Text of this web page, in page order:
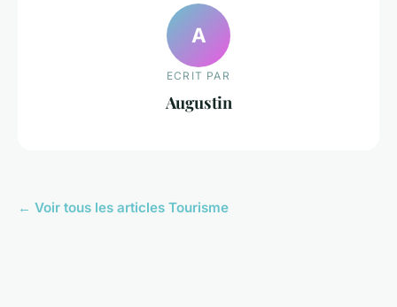
A
ECRIT PAR
Augustin
← Voir tous les articles Tourisme